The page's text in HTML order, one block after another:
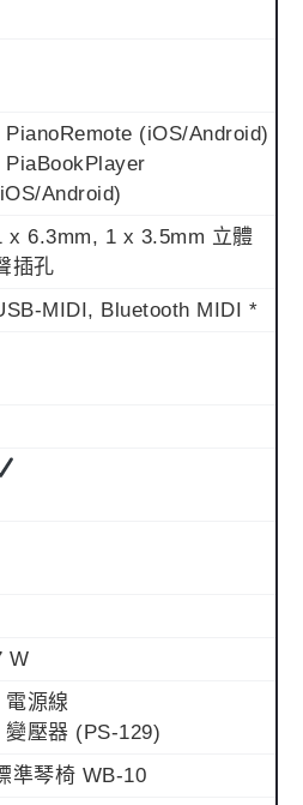
PianoRemote (iOS/Android)
PiaBookPlayer
Android)
x 6.3mm, 1 x 3.5mm 立體
插孔
MIDI, Bluetooth MIDI *
W
電源線
變壓器 (PS-129)
準琴椅 WB-10